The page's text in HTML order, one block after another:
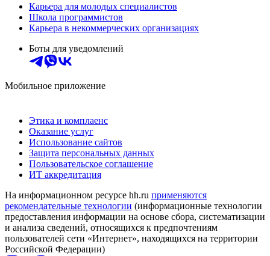
Карьера для молодых специалистов
Школа программистов
Карьера в некоммерческих организациях
Боты для уведомлений
Мобильное приложение
Этика и комплаенс
Оказание услуг
Использование сайтов
Защита персональных данных
Пользовательское соглашение
ИТ аккредитация
На информационном ресурсе hh.ru применяются
рекомендательные технологии (информационные технологии
предоставления информации на основе сбора, систематизации
и анализа сведений, относящихся к предпочтениям
пользователей сети «Интернет», находящихся на территории
Российской Федерации)